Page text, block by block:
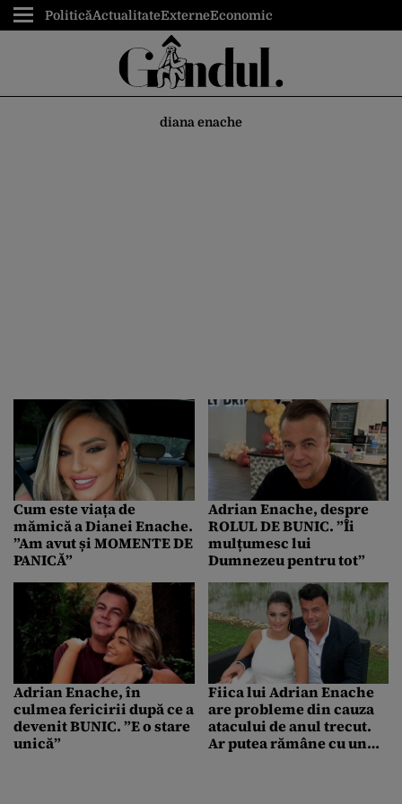
PoliticăActualitateExterneEconomic
diana enache
Cum este viața de
mămică a Dianei Enache.
”Am avut și MOMENTE DE
PANICĂ”
Adrian Enache, despre
ROLUL DE BUNIC. ”Îi
mulțumesc lui
Dumnezeu pentru tot”
Adrian Enache, în
culmea fericirii după ce a
devenit BUNIC. ”E o stare
unică”
Fiica lui Adrian Enache
are probleme din cauza
atacului de anul trecut.
Ar putea rămâne cu un